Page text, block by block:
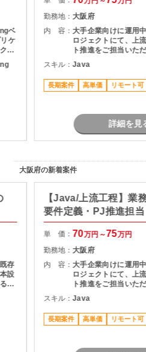
ベ
ケ
エ
お
勤務地： 大阪府
内 容： 大手企業向けに運用
ロジェクトにて、上
ト推進をご担当いただきま
利用部門との要件整
ステムの仕様調査・
作成 ・開発工数の算
・スケジュール管理
スキル：Java
長期案件 高単価 リモート可
詳細を見
大阪府の新着案件
存
設
予
【Java/上流工程】業
要件定義・PJ推進担当
単 価： 70万円～75万円
勤務地： 大阪府
内 容： 大手企業向けに運用
ロジェクトにて、上
ト推進をご担当いただきま
利用部門との要件整
ステムの仕様調査・
作成 ・開発工数の算
・スケジュール管理
スキル：Java
長期案件 高単価 リモート可